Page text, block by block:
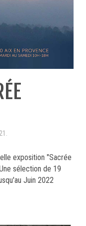
.
exposition "Sacrée
sélection de 19
Juin 2022